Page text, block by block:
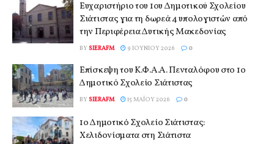
Ευχαριστήριο του 1ου Δημοτικού Σχολείου
Σιάτιστας για τη δωρεά 4 υπολογιστών από
την Περιφέρεια Δυτικής Μακεδονίας
BY SIERAFM 9 ΙΟΥΝΊΟΥ 2026 0
Επίσκεψη του Κ.Φ.Α.Α. Πενταλόφου στο 1ο
Δημοτικό Σχολείο Σιάτιστας
BY SIERAFM 15 ΜΑΪ́ΟΥ 2026 0
1ο Δημοτικό Σχολείο Σιάτιστας:
Χελιδονίσματα στη Σιάτιστα